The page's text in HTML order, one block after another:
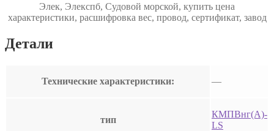
Элек, Элекспб, Судовой морской, купить цена
характеристики, расшифровка вес, провод, сертификат, завод
Детали
Технические характеристики: —
тип
КМПВнг(А)-
LS